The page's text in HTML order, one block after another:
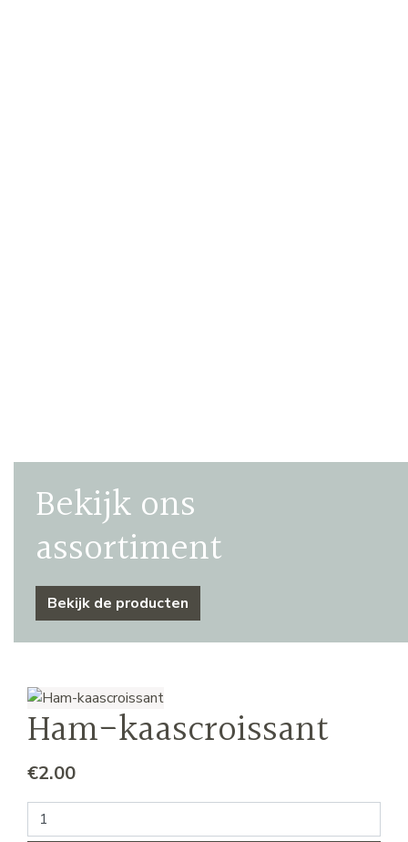
Bekijk ons
assortiment
Bekijk de producten
Ham-kaascroissant
€2.00
Ham-kaascroissant aantal